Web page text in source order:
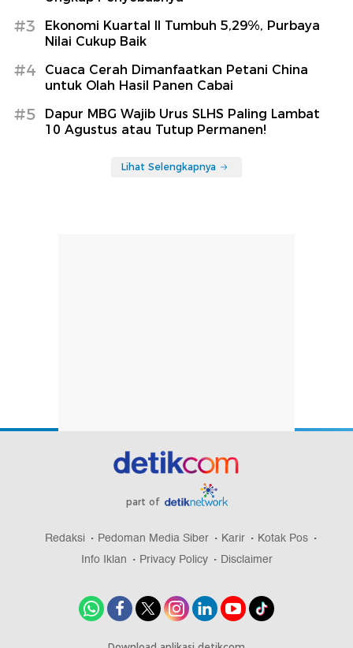
#3
Ekonomi Kuartal II Tumbuh 5,29%, Purbaya
Nilai Cukup Baik
#4
Cuaca Cerah Dimanfaatkan Petani China
untuk Olah Hasil Panen Cabai
#5
Dapur MBG Wajib Urus SLHS Paling Lambat
10 Agustus atau Tutup Permanen!
Lihat Selengkapnya
part of
Redaksi Pedoman Media Siber Karir
Kotak Pos
Info Iklan
Privacy Policy Disclaimer